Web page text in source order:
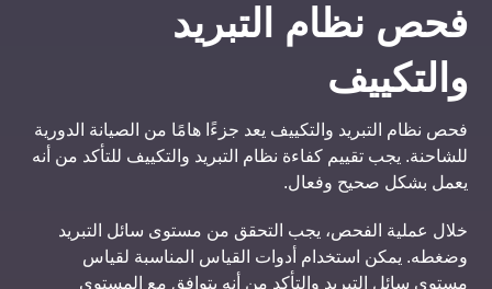
فحص نظام التبريد
والتكييف
فحص نظام التبريد والتكييف يعد جزءًا هامًا من الصيانة الدورية
للشاحنة. يجب تقييم كفاءة نظام التبريد والتكييف للتأكد من أنه
يعمل بشكل صحيح وفعال.
خلال عملية الفحص، يجب التحقق من مستوى سائل التبريد
وضغطه. يمكن استخدام أدوات القياس المناسبة لقياس
مستوى سائل التبريد والتأكد من أنه يتوافق مع المستوى